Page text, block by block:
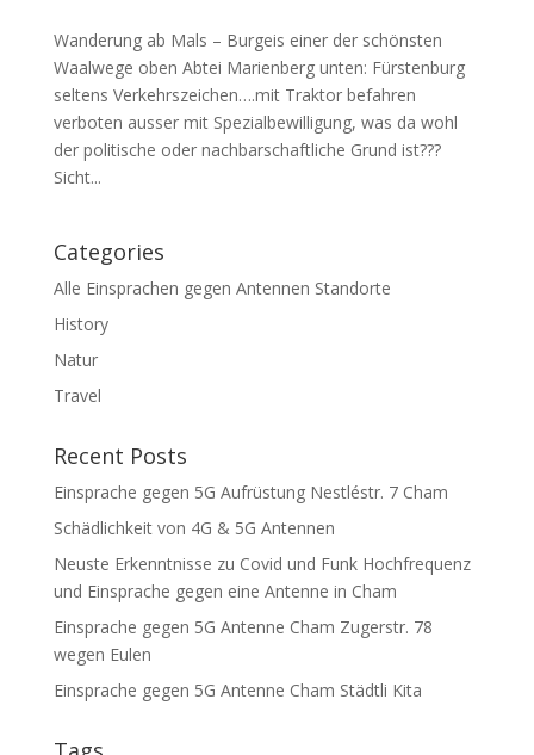
Wanderung ab Mals – Burgeis einer der schönsten
Waalwege oben Abtei Marienberg unten: Fürstenburg
seltens Verkehrszeichen….mit Traktor befahren
verboten ausser mit Spezialbewilligung, was da wohl
der politische oder nachbarschaftliche Grund ist???
Sicht...
Categories
Alle Einsprachen gegen Antennen Standorte
History
Natur
Travel
Recent Posts
Einsprache gegen 5G Aufrüstung Nestléstr. 7 Cham
Schädlichkeit von 4G & 5G Antennen
Neuste Erkenntnisse zu Covid und Funk Hochfrequenz
und Einsprache gegen eine Antenne in Cham
Einsprache gegen 5G Antenne Cham Zugerstr. 78
wegen Eulen
Einsprache gegen 5G Antenne Cham Städtli Kita